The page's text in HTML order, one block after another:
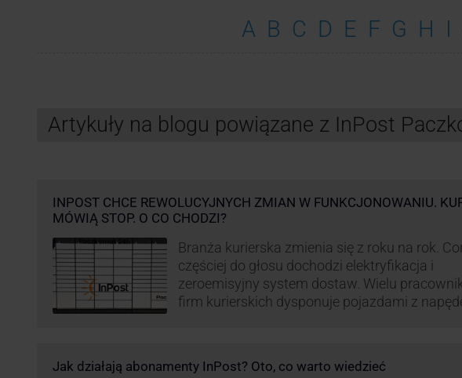
A B C D E F G H I
Artykuły na blogu powiązane z InPost
INPOST CHCE REWOLUCYJNYCH ZMIAN W FUNKCJONOWANIU.
MÓWIĄ STOP. O CO CHODZI?
Branża kurierska zmienia się z roku na rok.
częściej do głosu dochodzi elektryfikacja i
zeroemisyjny system dostaw. Wielu
firm kurierskich dysponuje pojazdami z
postanowił wprowadzić również InPost. To
Jak działają abonamenty InPost? Oto, co warto wiedzieć